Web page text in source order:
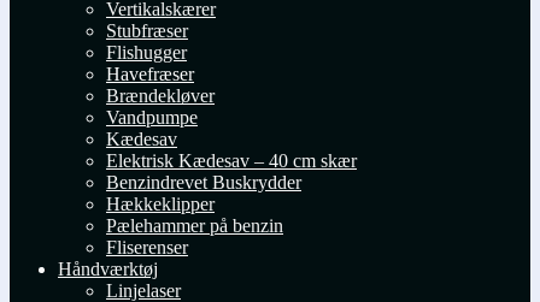
Vertikalskærer
Stubfræser
Flishugger
Havefræser
Brændekløver
Vandpumpe
Kædesav
Elektrisk Kædesav – 40 cm skær
Benzindrevet Buskrydder
Hækkeklipper
Pælehammer på benzin
Fliserenser
Håndværktøj
Linjelaser